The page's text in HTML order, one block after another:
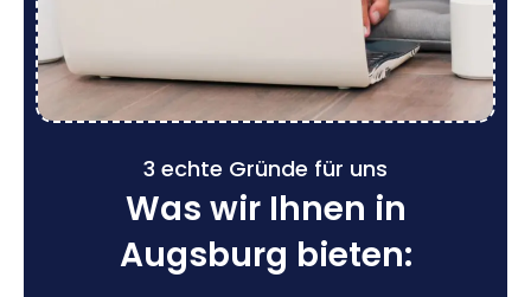
3 echte Gründe für uns
Was wir Ihnen in
Augsburg bieten: